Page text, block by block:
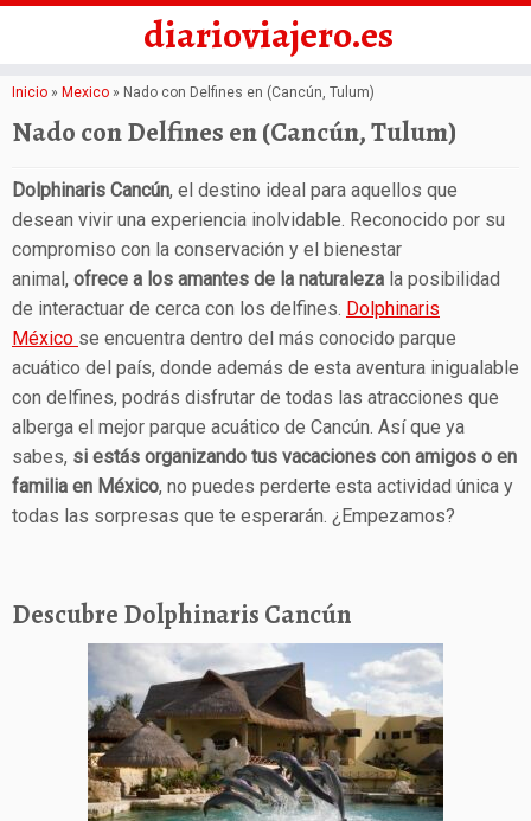
Saltar
al
contenido
diarioviajero.es
Inicio » Mexico » Nado con Delfines en (Cancún, Tulum)
Nado con Delfines en (Cancún, Tulum)
Dolphinaris Cancún, el destino ideal para aquellos que
desean vivir una experiencia inolvidable. Reconocido por su
compromiso con la conservación y el bienestar
animal, ofrece a los amantes de la naturaleza la posibilidad
de interactuar de cerca con los delfines. Dolphinaris
México se encuentra dentro del más conocido parque
acuático del país, donde además de esta aventura inigualable
con delfines, podrás disfrutar de todas las atracciones que
alberga el mejor parque acuático de Cancún. Así que ya
sabes, si estás organizando tus vacaciones con amigos o en
familia en México, no puedes perderte esta actividad única y
todas las sorpresas que te esperarán. ¿Empezamos?
Descubre Dolphinaris Cancún